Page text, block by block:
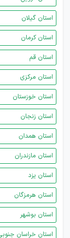
استان گیلان
استان کرمان
استان قم
استان مرکزی
استان خوزستان
استان زنجان
استان همدان
استان مازندران
استان یزد
استان هرمزگان
استان بوشهر
استان خراسان